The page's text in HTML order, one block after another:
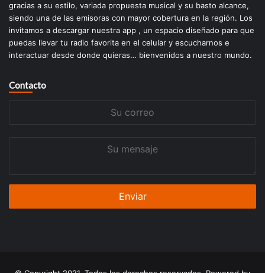
gracias a su estilo, variada propuesta musical y su basto alcance,
siendo una de las emisoras con mayor cobertura en la región. Los
invitamos a descargar nuestra app , un espacio diseñado para que
puedas llevar tu radio favorita en el celular y escucharnos e
interactuar desde donde quieras… bienvenidos a nuestro mundo.
Contacto